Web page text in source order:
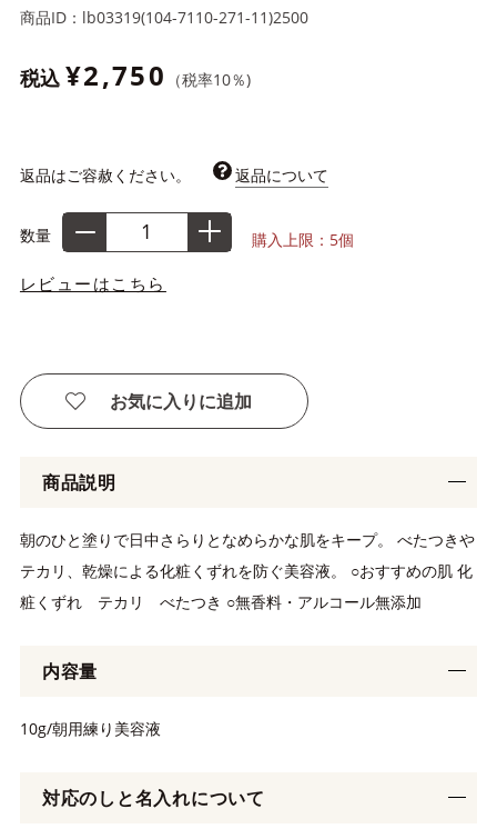
商品ID： lb03319(104-7110-271-11)2500
税込 ¥2,750 （税率10％)
返品はご容赦ください。 返品について
数量 購入上限：5個
レビューはこちら
お気に入りに追加
商品説明
朝のひと塗りで日中さらりとなめらかな肌をキープ。 べたつきや
テカリ、乾燥による化粧くずれを防ぐ美容液。 ○おすすめの肌 化
粧くずれ テカリ べたつき ○無香料・アルコール無添加
内容量
10g/朝用練り美容液
対応のしと名入れについて